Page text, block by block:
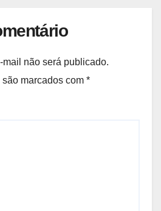
não será publicado.
marcados com *